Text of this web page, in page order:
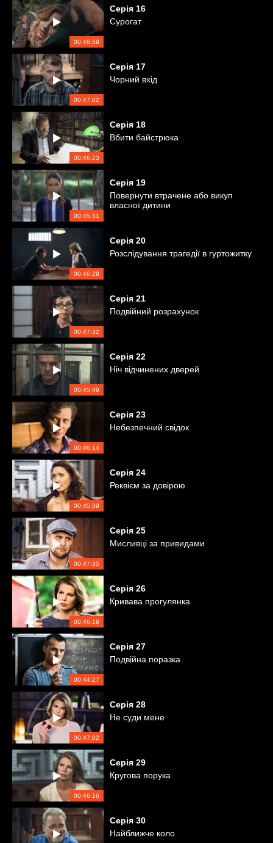
00:46:59
Серія 16
Сурогат
00:47:02
Серія 17
Чорний вхід
00:46:23
Серія 18
Вбити байстрюка
00:45:31
Серія 19
Повернути втрачене або викуп
власної дитини
00:46:29
Серія 20
Розслідування трагедії в гуртожитку
00:47:32
Серія 21
Подвійний розрахунок
00:45:49
Серія 22
Ніч відчинених дверей
00:46:14
Серія 23
Небезпечний свідок
00:45:39
Серія 24
Реквієм за довірою
00:47:35
Серія 25
Мисливці за привидами
00:46:18
Серія 26
Кривава прогулянка
00:44:27
Серія 27
Подвійна поразка
00:47:02
Серія 28
Не суди мене
00:46:16
Серія 29
Кругова порука
Серія 30
Найближче коло